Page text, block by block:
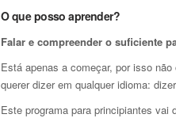
O que posso aprender?
Falar e compreender o suficiente
Está apenas a começar, por isso
querer dizer em qualquer idioma:
Este programa para principiantes